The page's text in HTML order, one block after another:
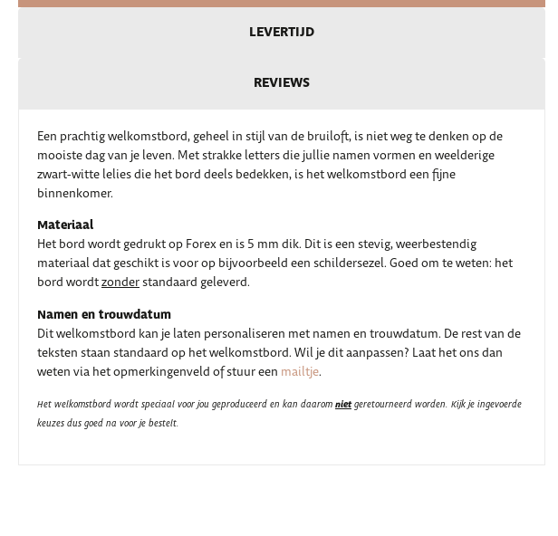
LEVERTIJD
REVIEWS
Een prachtig welkomstbord, geheel in stijl van de bruiloft, is niet weg te denken op de
mooiste dag van je leven. Met strakke letters die jullie namen vormen en weelderige
zwart-witte lelies die het bord deels bedekken, is het welkomstbord een fijne
binnenkomer.
Materiaal
Het bord wordt gedrukt op Forex en is 5 mm dik. Dit is een stevig, weerbestendig
materiaal dat geschikt is voor op bijvoorbeeld een schildersezel. Goed om te weten: het
bord wordtzonderstandaard geleverd.
Namen en trouwdatum
Dit welkomstbord kan je laten personaliseren met namen en trouwdatum. De rest van de
teksten staan standaard op het welkomstbord. Wil je dit aanpassen? Laat het ons dan
weten via het opmerkingenveld of stuur een mailtje.
Het welkomstbord wordt speciaal voor jou geproduceerd en kan daarom nietgeretourneerd worden. Kijk je ingevoerde
keuzes dus goed na voor je bestelt.